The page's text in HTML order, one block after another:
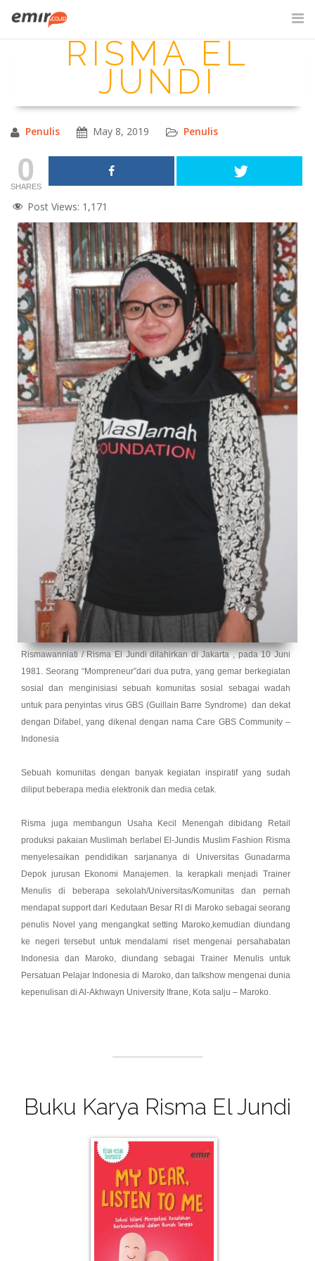
content
SITE SEARCH
RISMA EL
JUNDI
Penulis May 8, 2019 Penulis
0
SHARES
Post Views: 1,171
Rismawanniati / Risma El Jundi dilahirkan di Jakarta , pada 10 Juni
1981. Seorang “Mompreneur”dari dua putra, yang gemar berkegiatan
sosial dan menginisiasi sebuah komunitas sosial sebagai wadah
untuk para penyintas virus GBS (Guillain Barre Syndrome) dan dekat
dengan Difabel, yang dikenal dengan nama Care GBS Community –
Indonesia
Sebuah komunitas dengan banyak kegiatan inspiratif yang sudah
diliput beberapa media elektronik dan media cetak.
Risma juga membangun Usaha Kecil Menengah dibidang Retail
produksi pakaian Muslimah berlabel El-Jundis Muslim Fashion Risma
menyelesaikan pendidikan sarjananya di Universitas Gunadarma
Depok jurusan Ekonomi Manajemen. Ia kerapkali menjadi Trainer
Menulis di beberapa sekolah/Universitas/Komunitas dan pernah
mendapat support dari Kedutaan Besar RI di Maroko sebagai seorang
penulis Novel yang mengangkat setting Maroko,kemudian diundang
ke negeri tersebut untuk mendalami riset mengenai persahabatan
Indonesia dan Maroko, diundang sebagai Trainer Menulis untuk
Persatuan Pelajar Indonesia di Maroko, dan talkshow mengenai dunia
kepenulisan di Al-Akhwayn University Ifrane, Kota salju – Maroko.
Buku Karya Risma El Jundi